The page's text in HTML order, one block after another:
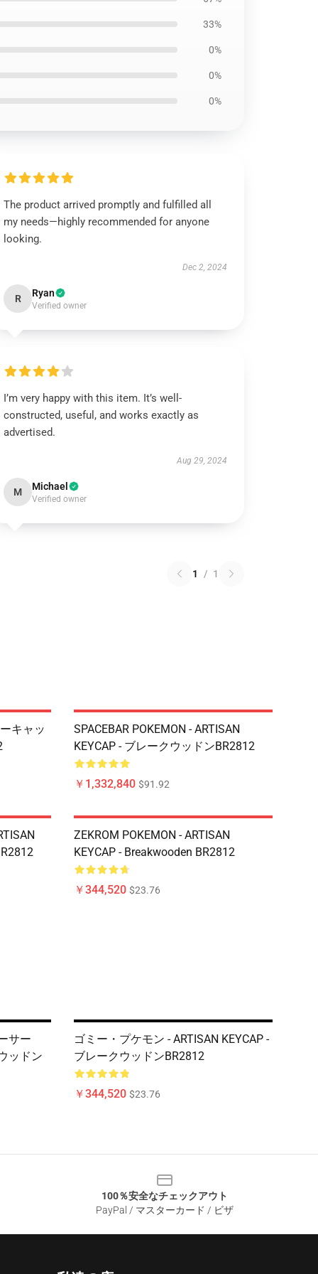
33%
0%
0%
0%
The product arrived promptly and fulfilled all
my needs—highly recommended for anyone
looking.
Dec 2, 2024
R Ryan
Verified owner
I’m very happy with this item. It’s well-
constructed, useful, and works exactly as
advertised.
Aug 29, 2024
M Michael
Verified owner
1 / 1
キャッ
SPACEBAR POKEMON - ARTISAN
KEYCAP - ブレークウッドンBR2812
￥1,332,840 $91.92
ZEKROM POKEMON - ARTISAN
KEYCAP - Breakwooden BR2812
￥344,520 $23.76
サー
ッドン
ゴミー・プケモン - ARTISAN KEYCAP -
ブレークウッドンBR2812
￥344,520 $23.76
100％安全なチェックアウト
PayPal / マスターカード / ビザ